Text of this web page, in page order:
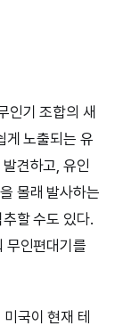
인기 조합의 새
게 노출되는 유
견하고, 유인
몰래 발사하는
할 수도 있다.
무인편대기를
국이 현재 테